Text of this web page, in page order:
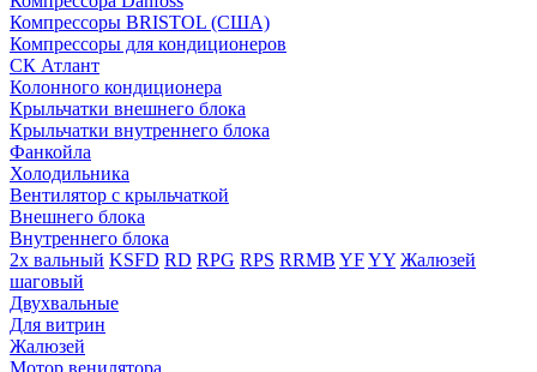
Компрессоры BRISTOL (США)
Компрессоры для кондиционеров
СК Атлант
Колонного кондиционера
Крыльчатки внешнего блока
Крыльчатки внутреннего блока
Фанкойла
Холодильника
Вентилятор с крыльчаткой
Внешнего блока
Внутреннего блока
2х вальный KSFD RD RPG RPS RRMB YFYY Жалюзей
шаговый
Двухвальные
Для витрин
Жалюзей
Мотор венилятора